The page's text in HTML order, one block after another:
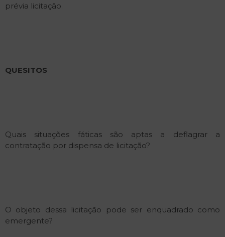
prévia licitação.
QUESITOS
Quais situações fáticas são aptas a deflagrar a
contratação por dispensa de licitação?
O objeto dessa licitação pode ser enquadrado como
emergente?